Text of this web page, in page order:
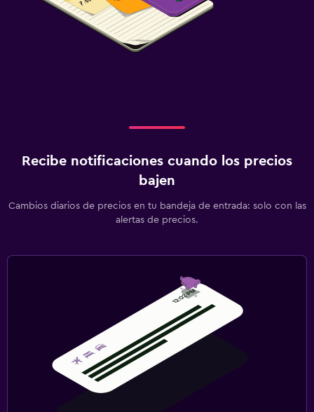
Recibe notificaciones cuando los precios
bajen
Cambios diarios de precios en tu bandeja de entrada: solo con las
alertas de precios.